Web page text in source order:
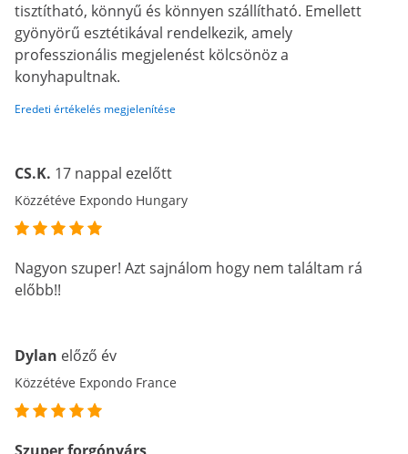
tisztítható, könnyű és könnyen szállítható. Emellett
gyönyörű esztétikával rendelkezik, amely
professzionális megjelenést kölcsönöz a
konyhapultnak.
Eredeti értékelés megjelenítése
CS.K. 17 nappal ezelőtt
Közzétéve Expondo Hungary
Nagyon szuper! Azt sajnálom hogy nem találtam rá
előbb!!
Dylan előző év
Közzétéve Expondo France